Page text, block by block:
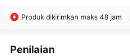
Produk dikirimkan maks 48 jam
Penilaian